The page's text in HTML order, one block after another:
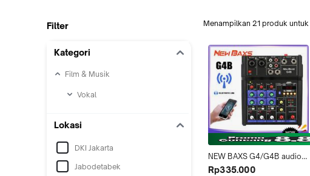
Filter
Kategori
Film & Musik
Vokal
Lokasi
DKI Jakarta
Jabodetabek
Menampilkan 21 produk untuk
NEW BAXS G4/G4B audio
mixer Profesional Mixer
Rp335.000